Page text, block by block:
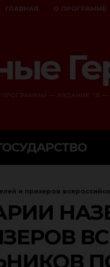
ГЛАВНАЯ О ПРОГРАММЕ
— ИЗДАНИЕ "Я —
и призеров